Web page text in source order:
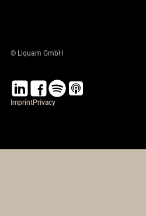
© Liquam GmbH
ImprintPrivacy